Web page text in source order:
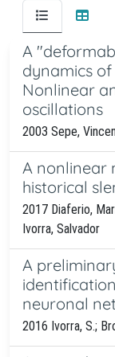
A
dynamics of
Nonlinear
oscillations
2003 Sepe,
A nonlinear
historical
2017 Diaferio,
Ivorra, Salvador
A
neuronal
2016 Ivorra, S.;